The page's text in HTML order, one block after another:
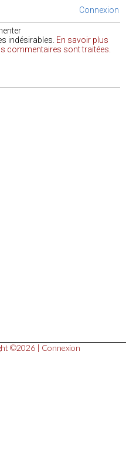
Connexion
indésirables. En savoir plus
commentaires sont traitées
©2026 | Connexion